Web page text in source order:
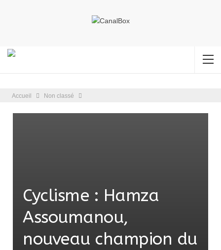
Accueil Non classé
Cyclisme : Hamza
Assoumanou,
nouveau champion du